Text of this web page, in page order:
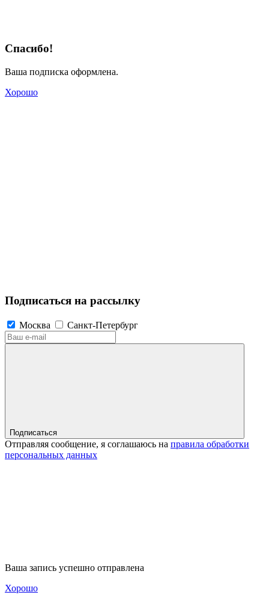
Спасибо!
Ваша подписка оформлена.
Хорошо
Подписаться на рассылку
Москва Санкт-Петербург
Подписаться
Отправляя сообщение, я соглашаюсь на правила обработки
персональных данных
Ваша запись успешно отправлена
Хорошо